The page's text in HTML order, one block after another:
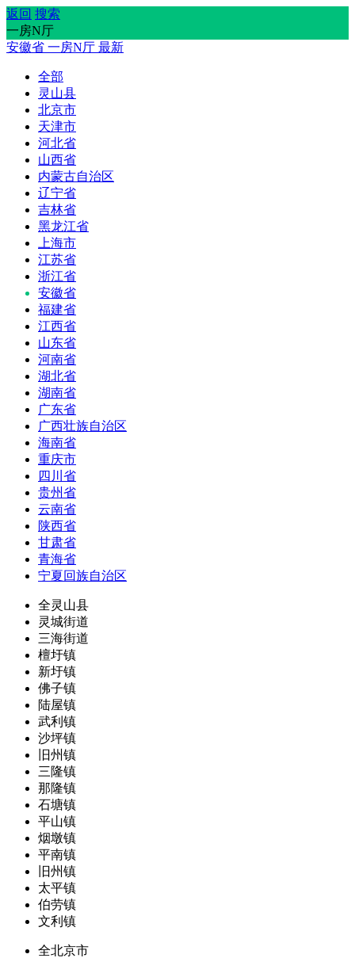
返回 搜索
一房N厅
安徽省 一房N厅 最新
全部
灵山县
北京市
天津市
河北省
山西省
内蒙古自治区
辽宁省
吉林省
黑龙江省
上海市
江苏省
浙江省
安徽省
福建省
江西省
山东省
河南省
湖北省
湖南省
广东省
广西壮族自治区
海南省
重庆市
四川省
贵州省
云南省
陕西省
甘肃省
青海省
宁夏回族自治区
全灵山县
灵城街道
三海街道
檀圩镇
新圩镇
佛子镇
陆屋镇
武利镇
沙坪镇
旧州镇
三隆镇
那隆镇
石塘镇
平山镇
烟墩镇
平南镇
旧州镇
太平镇
伯劳镇
文利镇
全北京市